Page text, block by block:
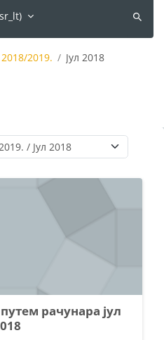
Pretraži
kurseve
2019. Јул 2018
kurseva
рачунара јул